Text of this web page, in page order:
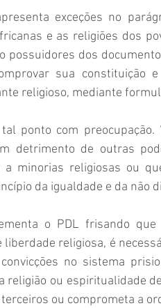
exceções no
e as religiões dos
possuidores dos
sua constituição
religioso, mediante
ponto com preocupação.
detrimento de outras
a minorias religiosas ou
da igualdade e da não
o PDL frisando
liberdade religiosa, é
no sistema
religião ou espiritualidade
ou comprometa a